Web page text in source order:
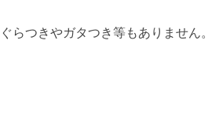
ぐらつきやガタつき等もありません。